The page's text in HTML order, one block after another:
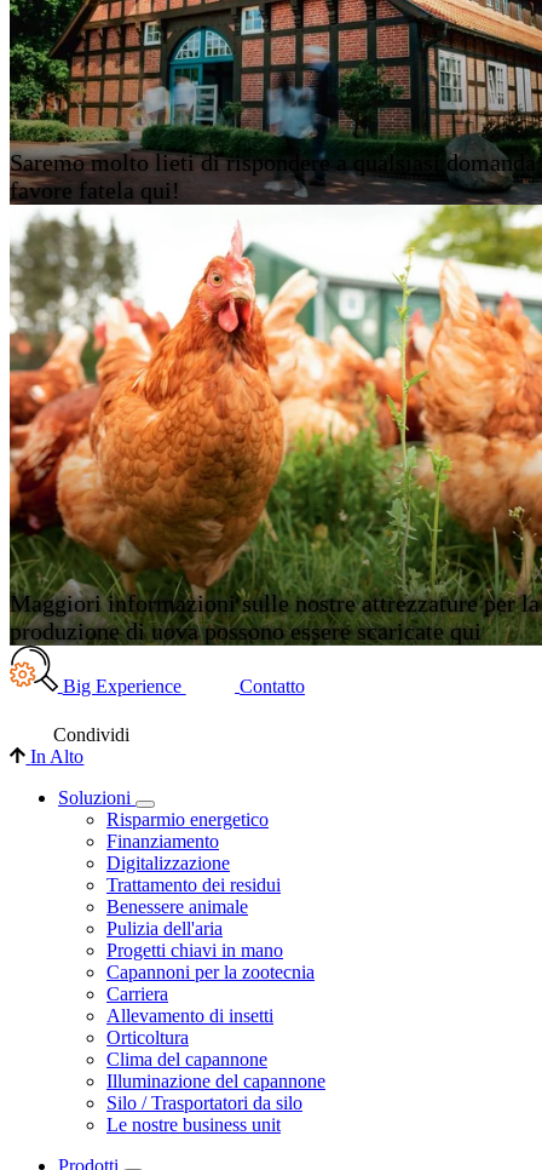
Saremo molto lieti di rispondere a qualsiasi domanda
favore fatela qui!
Maggiori informazioni sulle nostre attrezzature per la
produzione di uova possono essere scaricate qui
Big Experience Contatto
Condividi
In Alto
Soluzioni
Risparmio energetico
Finanziamento
Digitalizzazione
Trattamento dei residui
Benessere animale
Pulizia dell'aria
Progetti chiavi in mano
Capannoni per la zootecnia
Carriera
Allevamento di insetti
Orticoltura
Clima del capannone
Illuminazione del capannone
Silo / Trasportatori da silo
Le nostre business unit